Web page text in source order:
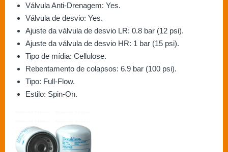
Válvula Anti-Drenagem: Yes.
Válvula de desvio: Yes.
Ajuste da válvula de desvio LR: 0.8 bar (12 psi).
Ajuste da válvula de desvio HR: 1 bar (15 psi).
Tipo de mídia: Cellulose.
Rebentamento de colapsos: 6.9 bar (100 psi).
Tipo: Full-Flow.
Estilo: Spin-On.